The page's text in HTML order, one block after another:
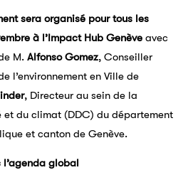
sera organisé pour tous les
à l’Impact Hub Genève avec
M. Alfonso Gomez, Conseiller
l’environnement en Ville de
, Directeur au sein de la
du climat (DDC) du département
et canton de Genève.
l’agenda global